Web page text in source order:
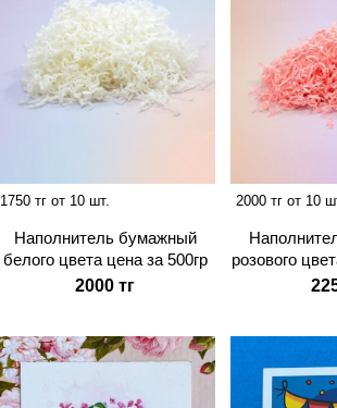
1750 тг от 10 шт.
Наполнитель бумажный
белого цвета цена за 500гр
2000 тг
2000 тг от 10
розового